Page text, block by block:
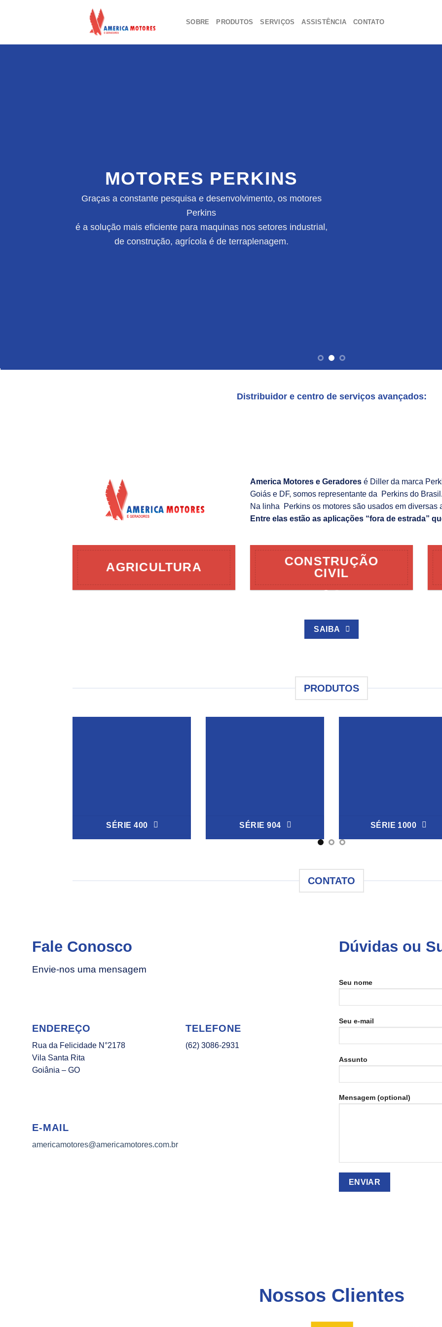
SOBRE PRODUTOS SERVIÇOS ASSISTÊNCIA CONTATO
MOTORES PERKINS
Graças a constante pesquisa e desenvolvimento, os motores
Perkins
é a solução mais eficiente para maquinas nos setores industrial,
de construção, agrícola é de terraplenagem.
Distribuidor e centro de serviços avançados:
America Motores e Geradores é Diller da marca
Goiás e DF, somos representante da Perkins do Brasil.
Na linha Perkins os motores são usados em diversas
Entre elas estão as aplicações “fora de estrada”
AGRICULTURA
CONSTRUÇÃO
CIVIL
SAIBA
PRODUTOS
SÉRIE 400 SÉRIE 904 SÉRIE 1000
CONTATO
Fale Conosco
Envie-nos uma mensagem
ENDEREÇO
Rua da Felicidade N°2178
Vila Santa Rita
Goiânia – GO
TELEFONE
(62) 3086-2931
E-MAIL
americamotores@americamotores.com.br
Dúvidas ou
Seu nome
Seu e-mail
Assunto
Mensagem (optional)
Nossos Clientes